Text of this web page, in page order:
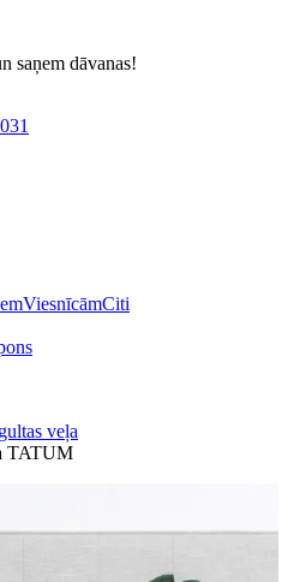
saņem dāvanas!
ViesnīcāmCiti
veļa
TATUM